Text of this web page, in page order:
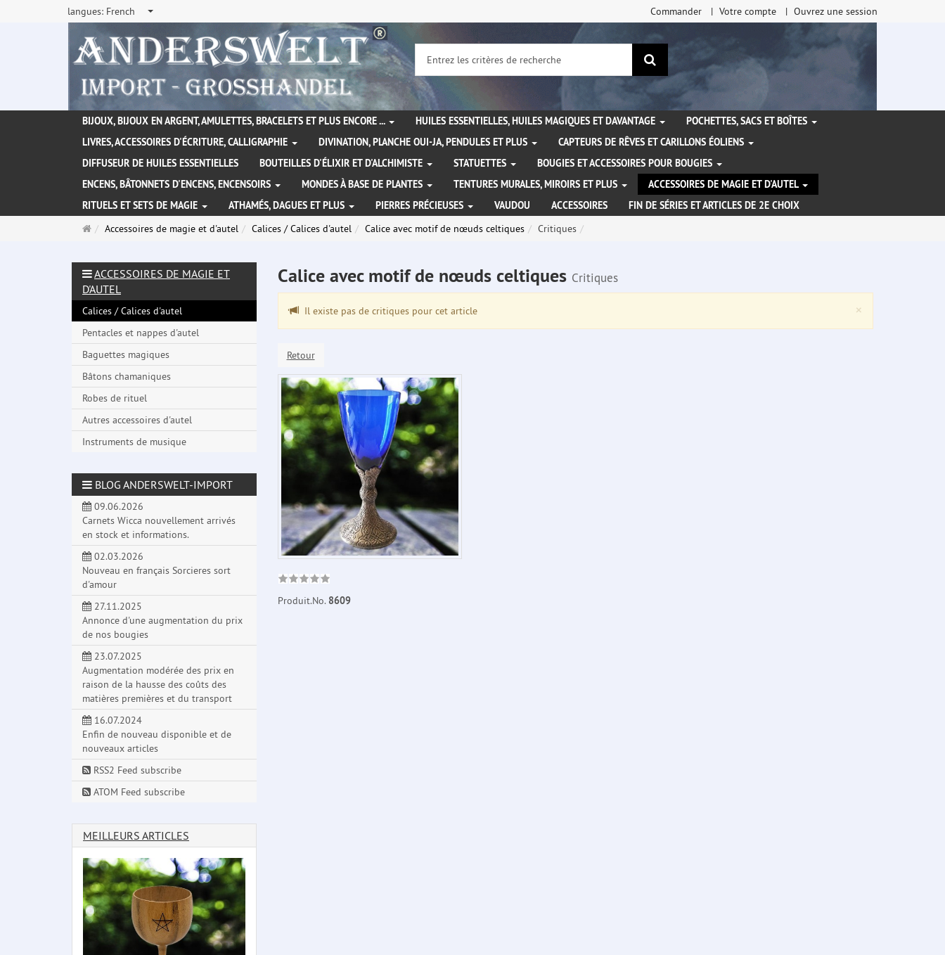
langues: French Commander Votre compte Ouvrez une session
Rechercher
BIJOUX, BIJOUX EN ARGENT, AMULETTES, BRACELETS ET PLUS ENCORE ... HUILES ESSENTIELLES, HUILES MAGIQUES ET DAVANTAGE
POCHETTES, SACS ET BOÎTES
LIVRES, ACCESSOIRES D'ÉCRITURE, CALLIGRAPHIE
DIVINATION, PLANCHE OUI-JA, PENDULES ET PLUS
CAPTEURS DE RÊVES ET CARILLONS ÉOLIENS
DIFFUSEUR DE HUILES ESSENTIELLES
BOUTEILLES D'ÉLIXIR ET D'ALCHIMISTE STATUETTES
BOUGIES ET ACCESSOIRES POUR BOUGIES
ENCENS, BÂTONNETS D'ENCENS, ENCENSOIRS
MONDES À BASE DE PLANTES TENTURES MURALES, MIROIRS ET PLUS
ACCESSOIRES DE MAGIE ET D'AUTEL
RITUELS ET SETS DE MAGIE
ATHAMÉS, DAGUES ET PLUS PIERRES PRÉCIEUSES VAUDOU ACCESSOIRES
FIN DE SÉRIES ET ARTICLES DE 2E CHOIX
PageAccessoires de magie et d'autel Calices / Calices d'autel Calice avec motif de nœuds celtiques Critiques
Calice avec motif de nœuds celtiques Critiques
×
Il existe pas de critiques pour cet article
Retour
Produit.No. 8609
ACCESSOIRES DE MAGIE ET
D'AUTEL
Calices / Calices d'autel
Pentacles et nappes d'autel
Baguettes magiques
Bâtons chamaniques
Robes de rituel
Autres accessoires d'autel
Instruments de musique
BLOG ANDERSWELT-IMPORT
09.06.2026
Carnets Wicca nouvellement arrivés
en stock et informations.
02.03.2026
Nouveau en français Sorcieres sort
d'amour
27.11.2025
Annonce d'une augmentation du prix
de nos bougies
23.07.2025
Augmentation modérée des prix en
raison de la hausse des coûts des
matières premières et du transport
16.07.2024
Enfin de nouveau disponible et de
nouveaux articles
RSS2 Feed subscribe
ATOM Feed subscribe
MEILLEURS ARTICLES